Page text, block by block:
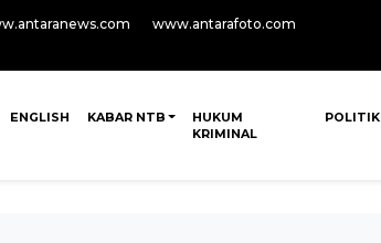
www.antarafoto.com
ENGLISH KABAR NTB
HUKUM
KRIMINAL
POLITIK